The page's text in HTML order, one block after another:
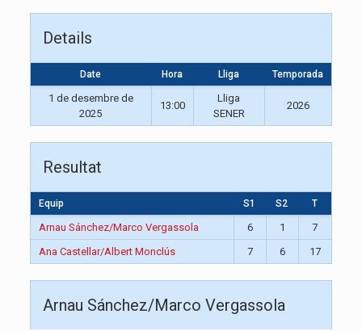
Details
Date Hora Lliga Temporada
1 de desembre de
2025
13:00
Lliga
SENER
2026
Resultat
Equip S1 S2 T
Arnau Sánchez/Marco Vergassola 6 1
7
Ana Castellar/Albert Monclús
7 6 17
Arnau Sánchez/Marco Vergassola